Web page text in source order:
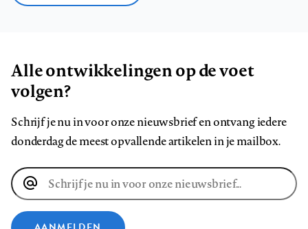
Alle ontwikkelingen op de voet
volgen?
Schrijf je nu in voor onze nieuwsbrief en ontvang iedere
donderdag de meest opvallende artikelen in je mailbox.
E-
mailadres